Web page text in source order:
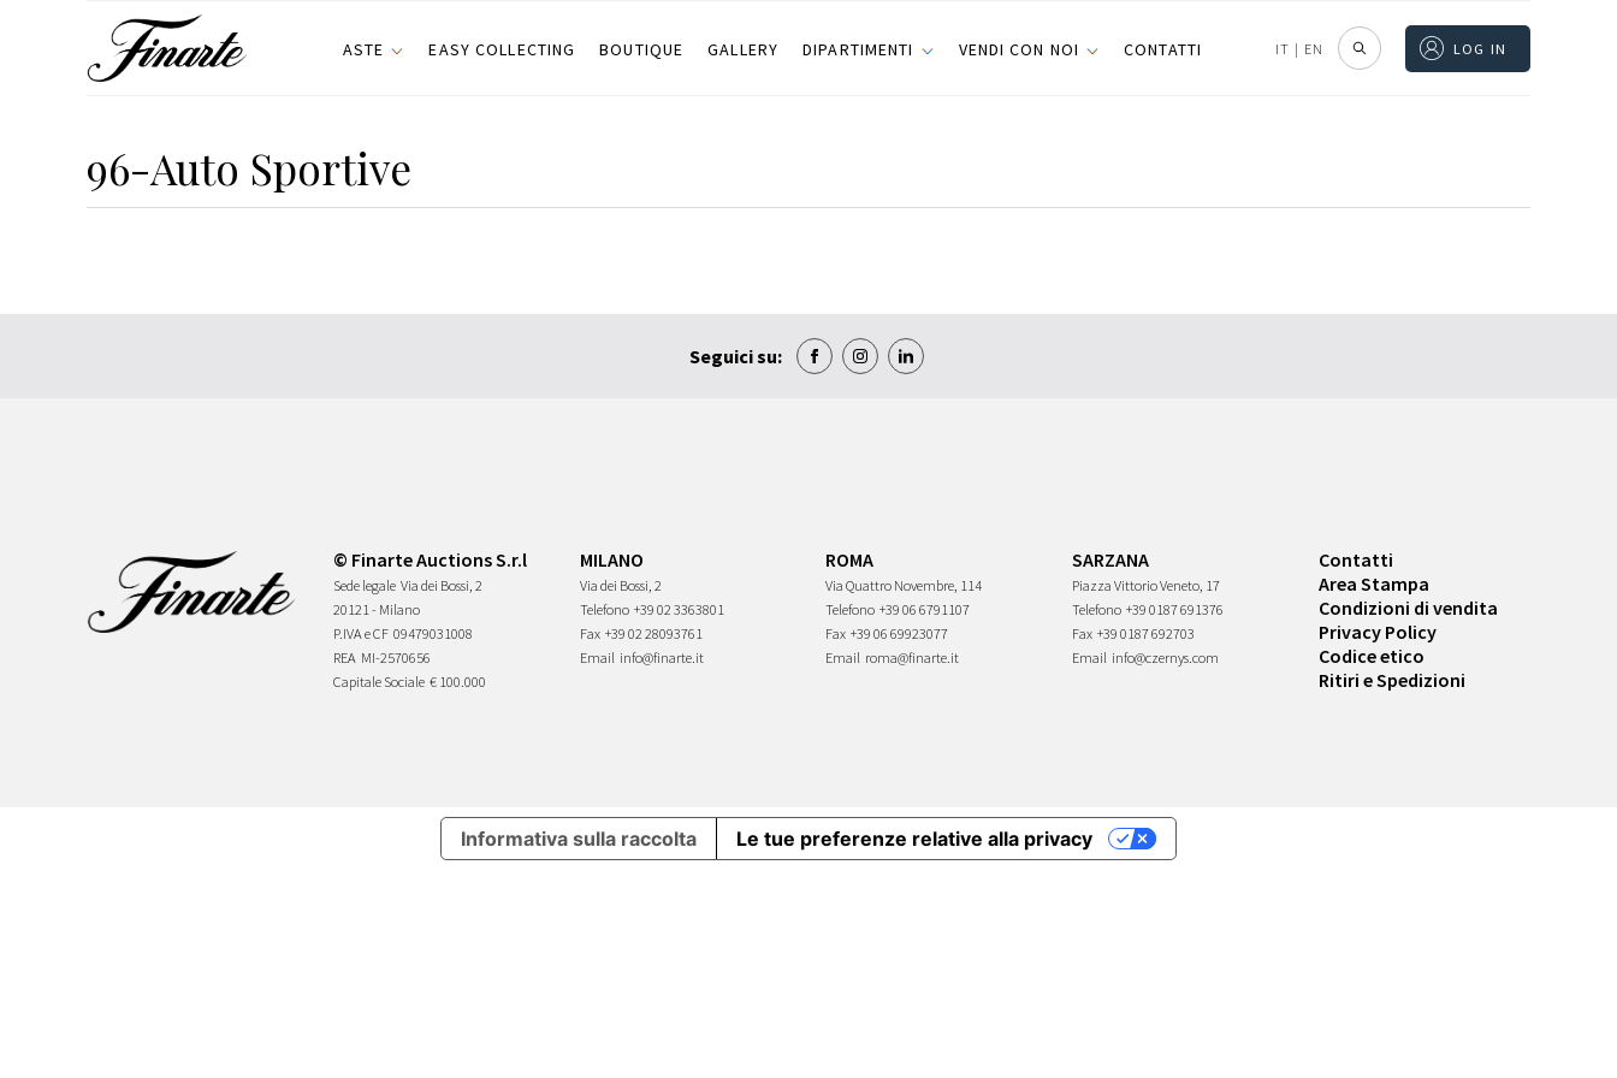
ASTE EASY COLLECTING BOUTIQUE GALLERY DIPARTIMENTI VENDI CON NOI CONTATTI IT | EN LOG IN
96-Auto Sportive
Seguici su:
© Finarte Auctions S.r.l
Sede legale Via dei Bossi, 2
20121 - Milano
P.IVA e CF 09479031008
REA MI-2570656
Capitale Sociale € 100.000
MILANO
Via dei Bossi, 2
Telefono +39 02 3363801
Fax +39 02 28093761
Email info@finarte.it
ROMA
Via Quattro Novembre, 114
Telefono +39 06 6791107
Fax +39 06 69923077
Email roma@finarte.it
SARZANA
Piazza Vittorio Veneto, 17
Telefono +39 0187 691376
Fax +39 0187 692703
Email info@czernys.com
Contatti
Area Stampa
Condizioni di vendita
Privacy Policy
Codice etico
Ritiri e Spedizioni
Informativa sulla raccolta Le tue preferenze relative alla privacy